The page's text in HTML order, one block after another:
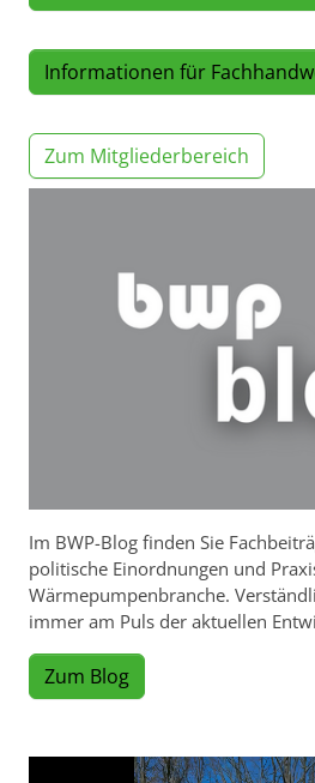
Informationen für
Zum Mitgliederbereich
Im BWP-Blog finden Sie
politische Einordnungen und
Wärmepumpenbranche.
immer am Puls der aktuellen
Zum Blog